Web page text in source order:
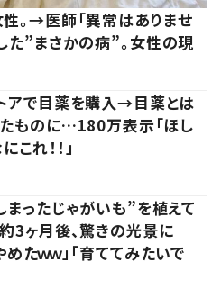
。→医師「異常はありませ
”まさかの病”。女性の現
アで目薬を購入→目薬とは
ものに…180万表示「ほし
これ！！」
まったじゃがいも”を植えて
ヶ月後、驚きの光景に
めたｗｗ」「育ててみたいで